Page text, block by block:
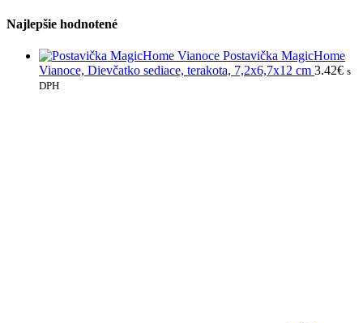
Najlepšie hodnotené
Postavička MagicHome
Vianoce, Dievčatko sediace, terakota, 7,2x6,7x12 cm 3.42€ s
DPH